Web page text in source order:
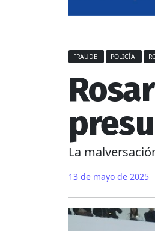
FRAUDE POLICÍA
La
13 de mayo de 2025